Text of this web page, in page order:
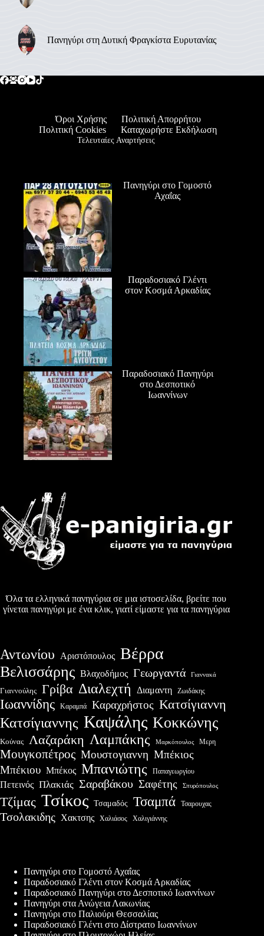
Πανηγύρι στη Δυτική Φραγκίστα Ευρυτανίας
Όροι Χρήσης
Πολιτική Απορρήτου
Πολιτική Cookies
Καταχωρήστε Εκδήλωση
Τελευταίες Αναρτήσεις
Πανηγύρι στο Γομοστό
Αχαΐας
Παραδοσιακό Γλέντι
στον Κοσμά Αρκαδίας
Παραδοσιακό Πανηγύρι
στο Δεσποτικό
Ιωαννίνων
Όλα τα ελληνικά πανηγύρια σε μια ιστοσελίδα, βρείτε που
γίνεται πανηγύρι με ένα κλικ, γιατί είμαστε για τα πανηγύρια
Αντωνίου Αριστόπουλος Βέρρα
Βελισσάρης Βλαχοδήμος Γεωργαντά Γιαννακά
Γιαννούλης Γρίβα Διαλεχτή Διαμαντη Ζωιδάκης
Ιωαννίδης Καραμπά Καραχρήστος Κατσίγιαννη
Κατσίγιαννης Καψάλης Κοκκώνης
Κούνας Λαζαράκη Λαμπάκης Μαρκόπουλος Μερη
Μουγκοπέτρος Μουστογιαννη Μπέκιος
Μπέκιου Μπέκος Μπανιώτης Παπαγεωργίου
Πετεινός Πλακιάς Σαραβάκου Σαφέτης Σπυρόπουλος
Τζίμας Τσίκος Τσαμαδός Τσαμπά Τσαρουχας
Τσολακιδης Χακτσης Χαλιάσος Χαλιγιάννης
Πανηγύρι στο Γομοστό Αχαΐας
Παραδοσιακό Γλέντι στον Κοσμά Αρκαδίας
Παραδοσιακό Πανηγύρι στο Δεσποτικό Ιωαννίνων
Πανηγύρι στα Ανώγεια Λακωνίας
Πανηγύρι στο Παλιούρι Θεσσαλίας
Παραδοσιακό Γλέντι στο Δίστρατο Ιωαννίνων